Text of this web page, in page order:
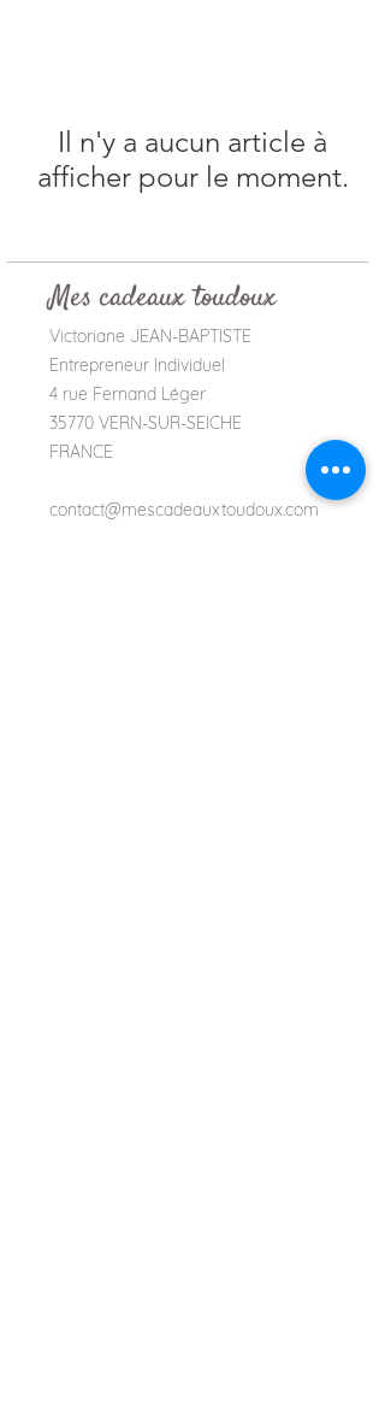
Il n'y a aucun article à
afficher pour le moment.
Mes cadeaux toudoux
Victoriane JEAN-BAPTISTE
Entrepreneur Individuel
4 rue Fernand Léger
35770 VERN-SUR-SEICHE
FRANCE
contact@mescadeauxtoudoux.com